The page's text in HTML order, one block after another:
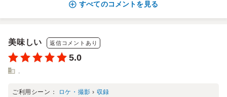
すべてのコメントを見る
美味しい 返信コメントあり
5.0
.
ご利用シーン： ロケ・撮影 › 収録